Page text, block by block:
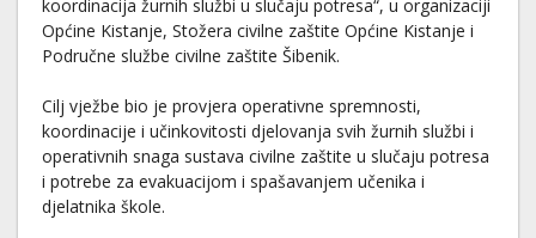
koordinacija žurnih službi u slučaju potresa“, u organizaciji
Općine Kistanje, Stožera civilne zaštite Općine Kistanje i
Područne službe civilne zaštite Šibenik.
Cilj vježbe bio je provjera operativne spremnosti,
koordinacije i učinkovitosti djelovanja svih žurnih službi i
operativnih snaga sustava civilne zaštite u slučaju potresa
i potrebe za evakuacijom i spašavanjem učenika i
djelatnika škole.